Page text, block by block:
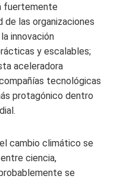
fuertemente
de las organizaciones
innovación
y escalables;
aceleradora
tecnológicas
protagónico dentro
cambio climático se
ciencia,
se